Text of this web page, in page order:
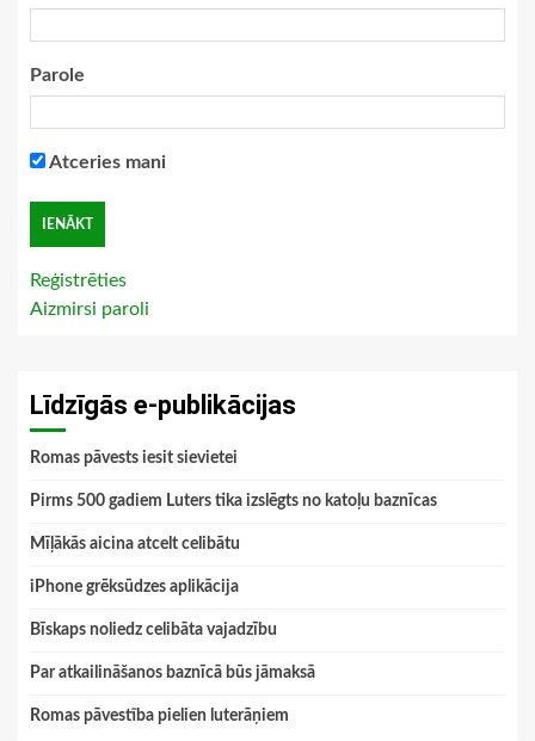
Parole
Atceries mani
Reģistrēties
Aizmirsi paroli
Līdzīgās e-publikācijas
Romas pāvests iesit sievietei
Pirms 500 gadiem Luters tika izslēgts no katoļu baznīcas
Mīļākās aicina atcelt celibātu
iPhone grēksūdzes aplikācija
Bīskaps noliedz celibāta vajadzību
Par atkailināšanos baznīcā būs jāmaksā
Romas pāvestība pielien luterāņiem